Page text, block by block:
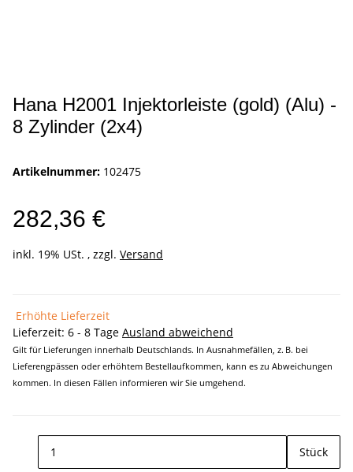
Hana H2001 Injektorleiste (gold) (Alu) -
8 Zylinder (2x4)
Artikelnummer: 102475
282,36 €
inkl. 19% USt. , zzgl. Versand
Erhöhte Lieferzeit
Lieferzeit: 6 - 8 Tage Ausland abweichend
Gilt für Lieferungen innerhalb Deutschlands. In Ausnahmefällen, z. B. bei
Lieferengpässen oder erhöhtem Bestellaufkommen, kann es zu Abweichungen
kommen. In diesen Fällen informieren wir Sie umgehend.
Stück